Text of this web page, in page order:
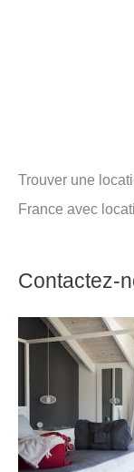
Trouver une
France avec
Contactez-